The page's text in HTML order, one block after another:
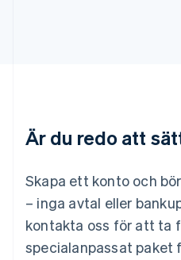
Är du redo att
Skapa ett konto och
– inga avtal eller
kontakta oss för att ta
specialanpassat
FrançaisDeutschEnglish
Malta
English
Mexiko
Español English
Nederländerna